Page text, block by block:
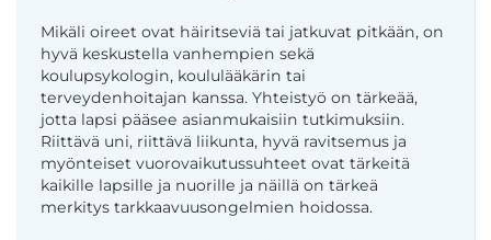
Mikäli oireet ovat häiritseviä tai jatkuvat pitkään, on
hyvä keskustella vanhempien sekä
koulupsykologin, koululääkärin tai
terveydenhoitajan kanssa. Yhteistyö on tärkeää,
jotta lapsi pääsee asianmukaisiin tutkimuksiin.
Riittävä uni, riittävä liikunta, hyvä ravitsemus ja
myönteiset vuorovaikutussuhteet ovat tärkeitä
kaikille lapsille ja nuorille ja näillä on tärkeä
merkitys tarkkaavuusongelmien hoidossa.